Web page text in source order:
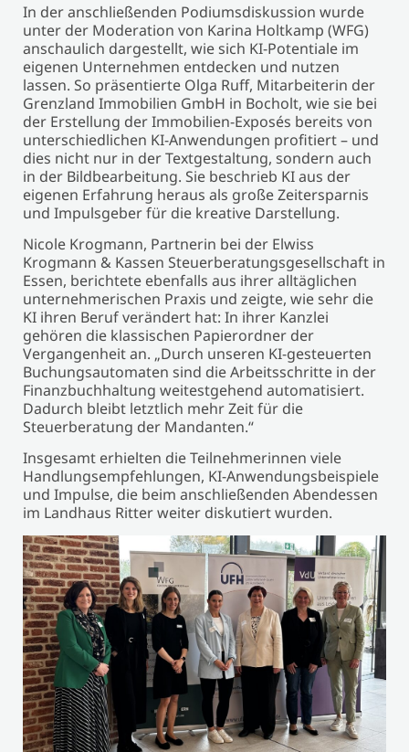
In der anschließenden Podiumsdiskussion wurde
unter der Moderation von Karina Holtkamp (WFG)
anschaulich dargestellt, wie sich KI-Potentiale im
eigenen Unternehmen entdecken und nutzen
lassen. So präsentierte Olga Ruff, Mitarbeiterin der
Grenzland Immobilien GmbH in Bocholt, wie sie bei
der Erstellung der Immobilien-Exposés bereits von
unterschiedlichen KI-Anwendungen profitiert – und
dies nicht nur in der Textgestaltung, sondern auch
in der Bildbearbeitung. Sie beschrieb KI aus der
eigenen Erfahrung heraus als große Zeitersparnis
und Impulsgeber für die kreative Darstellung.
Nicole Krogmann, Partnerin bei der Elwiss
Krogmann & Kassen Steuerberatungsgesellschaft in
Essen, berichtete ebenfalls aus ihrer alltäglichen
unternehmerischen Praxis und zeigte, wie sehr die
KI ihren Beruf verändert hat: In ihrer Kanzlei
gehören die klassischen Papierordner der
Vergangenheit an. „Durch unseren KI-gesteuerten
Buchungsautomaten sind die Arbeitsschritte in der
Finanzbuchhaltung weitestgehend automatisiert.
Dadurch bleibt letztlich mehr Zeit für die
Steuerberatung der Mandanten.“
Insgesamt erhielten die Teilnehmerinnen viele
Handlungsempfehlungen, KI-Anwendungsbeispiele
und Impulse, die beim anschließenden Abendessen
im Landhaus Ritter weiter diskutiert wurden.